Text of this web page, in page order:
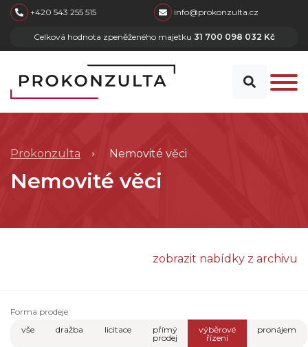
skip to main content
+420 543 255 515 info@prokonzulta.cz
Celková hodnota zpeněženého majetku 31 700 098 032 Kč
Prokonzulta Nemovité věci
Nemovité věci
zobrazit nabídky z archivu
Forma prodeje
vše
dražba licitace
přímý
prodej
výběrové
řízení
pronájem